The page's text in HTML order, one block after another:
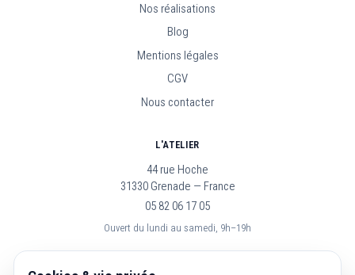
Nos réalisations
Blog
Mentions légales
CGV
Nous contacter
L'ATELIER
44 rue Hoche
31330 Grenade — France
05 82 06 17 05
Ouvert du lundi au samedi, 9h–19h
SUIVEZ-NOUS